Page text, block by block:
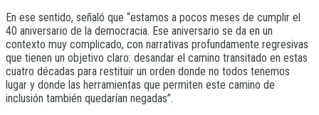
En ese sentido, señaló que “estamos a pocos meses de cumplir el
40 aniversario de la democracia. Ese aniversario se da en un
contexto muy complicado, con narrativas profundamente regresivas
que tienen un objetivo claro: desandar el camino transitado en estas
cuatro décadas para restituir un orden donde no todos tenemos
lugar y donde las herramientas que permiten este camino de
inclusión también quedarían negadas”.